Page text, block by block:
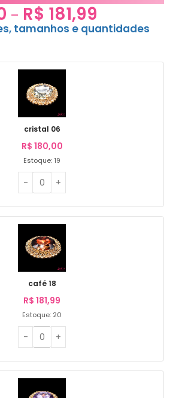
– R$ 181,99
tamanhos e quantidades
cristal 06
R$ 180,00
Estoque: 19
café 18
R$ 181,99
Estoque: 20